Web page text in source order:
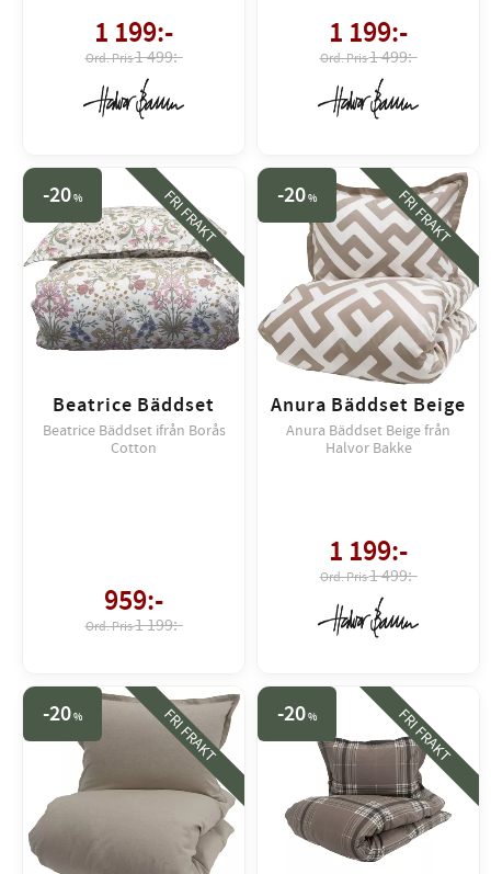
1 199:-
1 499:-
1 199:-
1 499:-
Beatrice Bäddset
Beatrice Bäddset ifrån Borås
Cotton
959:-
1 199:-
20% FRI FRAKT
Anura Bäddset Beige
Anura Bäddset Beige från
Halvor Bakke
1 199:-
1 499:-
20% FRI FRAKT
20% FRI FRAKT 20% FRI FRAKT